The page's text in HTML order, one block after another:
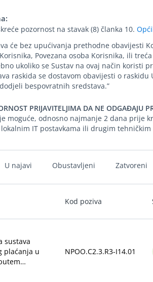
pozornost na stavak (8) članka 10.
će bez upućivanja prethodne obavijesti
Povezana osoba Korisnika, ili
ukoliko se Sustav na ovaj način koristi
raskida se dostavom obavijesti o
bespovratnih sredstava.”
PRIJAVITELJIMA DA NE ODGAĐAJU
moguće, odnosno najmanje 2 dana prije
IT postavkama ili drugim
U najavi Obustavljeni Zatvoreni
Kod poziva
sustava
plaćanja u
NPOO.C2.3.R3-I14.01